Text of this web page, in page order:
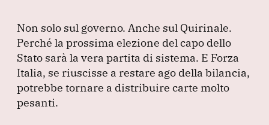
Non solo sul governo. Anche sul Quirinale.
Perché la prossima elezione del capo dello
Stato sarà la vera partita di sistema. E Forza
Italia, se riuscisse a restare ago della bilancia,
potrebbe tornare a distribuire carte molto
pesanti.